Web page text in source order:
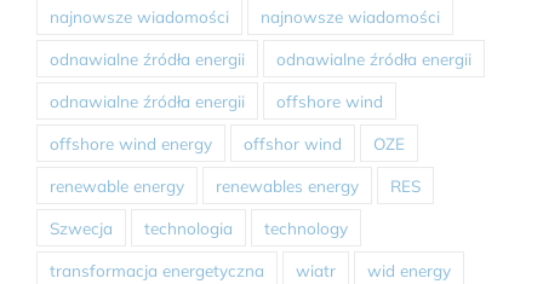
najnowsze wiadomości najnowsze wiadomości
odnawialne źródła energii odnawialne źródła energii
odnawialne źródła energii offshore wind
offshore wind energy offshor wind OZE
renewable energy renewables energy RES
Szwecja technologia technology
transformacja energetyczna wiatr wid energy